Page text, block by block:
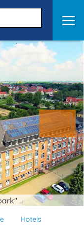
Hotels